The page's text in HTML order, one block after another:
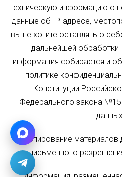
техническую информацию о
данные об IP-адресе,
вы не хотите оставлять о
дальнейшей обработки
информация собирается и
политике
Конституции
Федерального закона
Копирование материалов
письменного